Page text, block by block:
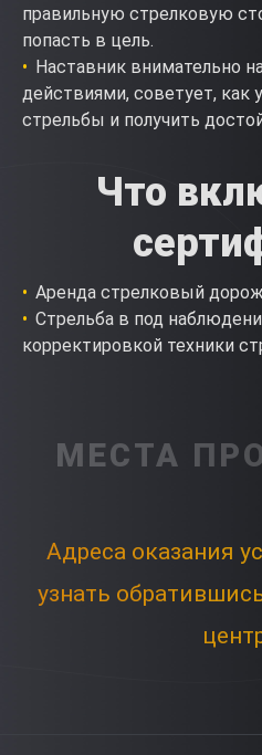
правильную стрелковую
попасть в цель.
Наставник внимательно
действиями, советует, как
стрельбы и получить
Что
Аренда стрелковый
Стрельба в под
корректировкой техники
МЕСТА
Адреса оказания
узнать